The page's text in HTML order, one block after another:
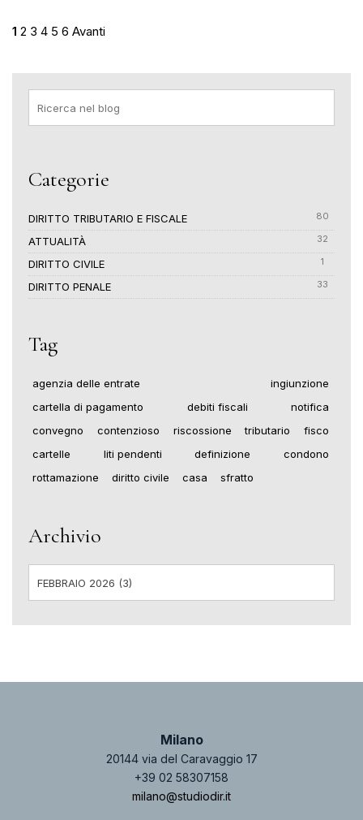
1 2 3 4 5 6 Avanti
Categorie
DIRITTO TRIBUTARIO E FISCALE 80
ATTUALITÀ 32
DIRITTO CIVILE 1
DIRITTO PENALE 33
Tag
agenzia delle entrate
ingiunzione
cartella di pagamento
debiti fiscali
notifica
convegno
contenzioso riscossione tributario
fisco
cartelle
liti pendenti definizione
condono
rottamazione
diritto civile casa sfratto
Archivio
Milano
20144 via del Caravaggio 17
+39 02 58307158
milano@studiodir.it